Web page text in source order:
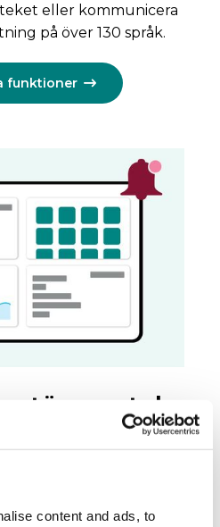
content and ads, to
eller kommunicera
på över 130 språk.
funktioner 
administratörsportalen
olika områden och